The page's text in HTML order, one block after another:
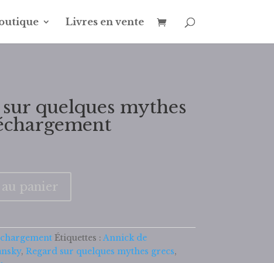
Livres en vente
sur quelques mythes
panier
Étiquettes :Annick de
, Regard sur quelques mythes grecs,